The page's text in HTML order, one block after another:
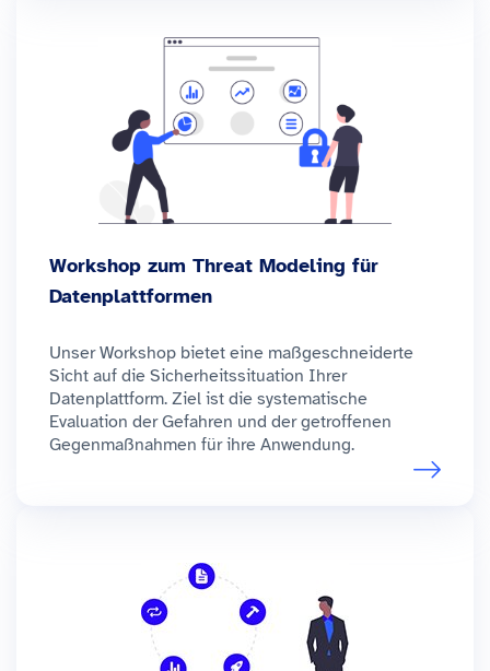
Workshop zum Threat Modeling für
Datenplattformen
Unser Workshop bietet eine maßgeschneiderte
Sicht auf die Sicherheitssituation Ihrer
Datenplattform. Ziel ist die systematische
Evaluation der Gefahren und der getroffenen
Gegenmaßnahmen für ihre Anwendung.